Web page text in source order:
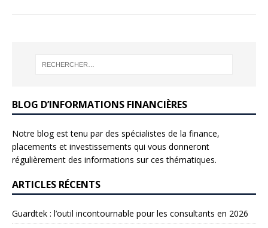
BLOG D’INFORMATIONS FINANCIÈRES
Notre blog est tenu par des spécialistes de la finance,
placements et investissements qui vous donneront
régulièrement des informations sur ces thématiques.
ARTICLES RÉCENTS
Guardtek : l’outil incontournable pour les consultants en 2026